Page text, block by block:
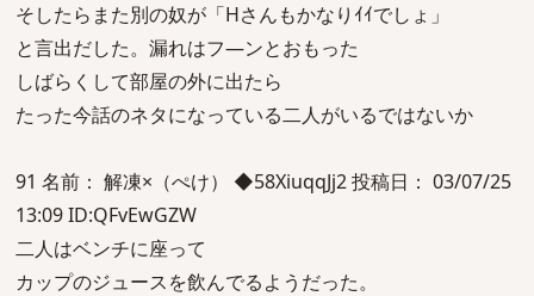
そしたらまた別の奴が「Hさんもかなりｲｲでしょ」
と言出だした。漏れはフ―ンとおもった
しばらくして部屋の外に出たら
たった今話のネタになっている二人がいるではないか
91 名前： 解凍×（ぺけ） ◆58XiuqqJj2 投稿日： 03/07/25
13:09 ID:QFvEwGZW
二人はベンチに座って
カップのジュースを飲んでるようだった。